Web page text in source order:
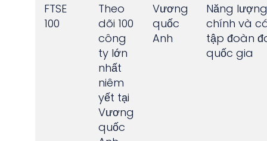
FTSE
100
Theo
dõi 100
công
ty lớn
nhất
niêm
yết tại
Vương
quốc
Vương
quốc
Anh
Năng
chính và
tập đoàn
quốc gia